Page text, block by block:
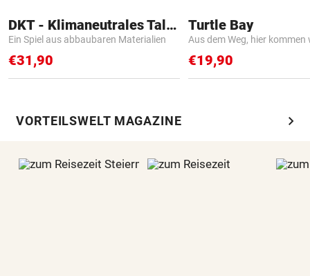
DKT - Klimaneutrales Talent
Ein Spiel aus abbaubaren Materialien
€31,90
Turtle Bay
Aus dem Weg, hier kommen
€19,90
VORTEILSWELT MAGAZINE chevron_right